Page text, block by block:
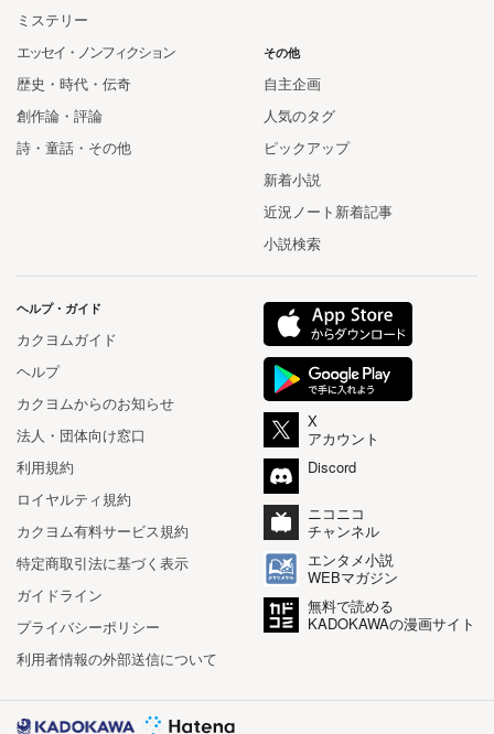
ミステリー
エッセイ・ノンフィクション
歴史・時代・伝奇
創作論・評論
詩・童話・その他
その他
自主企画
人気のタグ
ピックアップ
新着小説
近況ノート新着記事
小説検索
ヘルプ・ガイド
カクヨムガイド
ヘルプ
カクヨムからのお知らせ
法人・団体向け窓口
利用規約
ロイヤルティ規約
カクヨム有料サービス規約
特定商取引法に基づく表示
ガイドライン
プライバシーポリシー
利用者情報の外部送信について
X
アカウント
Discord
ニコニコ
チャンネル
エンタメ小説
WEBマガジン
無料で読める
KADOKAWAの漫画サイト